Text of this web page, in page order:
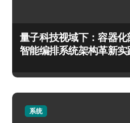
量子科技视域下：容器化
智能编排系统架构革新实
系统